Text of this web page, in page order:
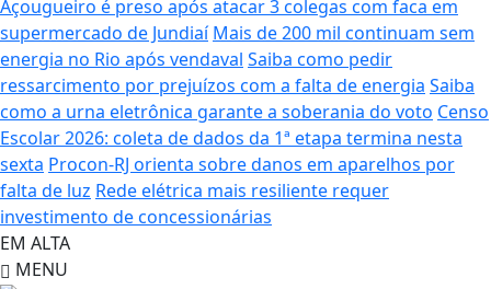
Açougueiro é preso após atacar 3 colegas com faca em
supermercado de Jundiaí Mais de 200 mil continuam sem
energia no Rio após vendaval Saiba como pedir
ressarcimento por prejuízos com a falta de energia Saiba
como a urna eletrônica garante a soberania do voto Censo
Escolar 2026: coleta de dados da 1ª etapa termina nesta
sexta Procon-RJ orienta sobre danos em aparelhos por
falta de luz Rede elétrica mais resiliente requer
investimento de concessionárias
EM ALTA
MENU